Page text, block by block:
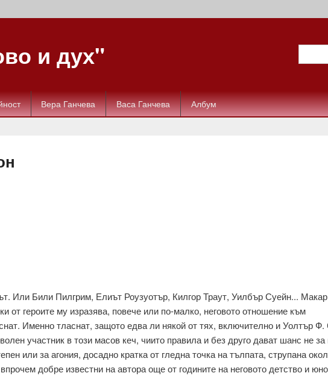
и дух"
Вера Ганчева Васа Ганчева Албум
Или Били Пилгрим, Елиът Роузуотър, Килгор Траут, Уилбър Суейн... Макар
от героите му изразява, повече или по-малко, неговото отношение към
Именно тласнат, защото едва ли някой от тях, включително и Уолтър
участник в този масов кеч, чиито правила и без друго дават шанс не
или за агония, досадно кратка от гледна точка на тълпата, струпана
добре известни на автора още от годините на неговото детство и